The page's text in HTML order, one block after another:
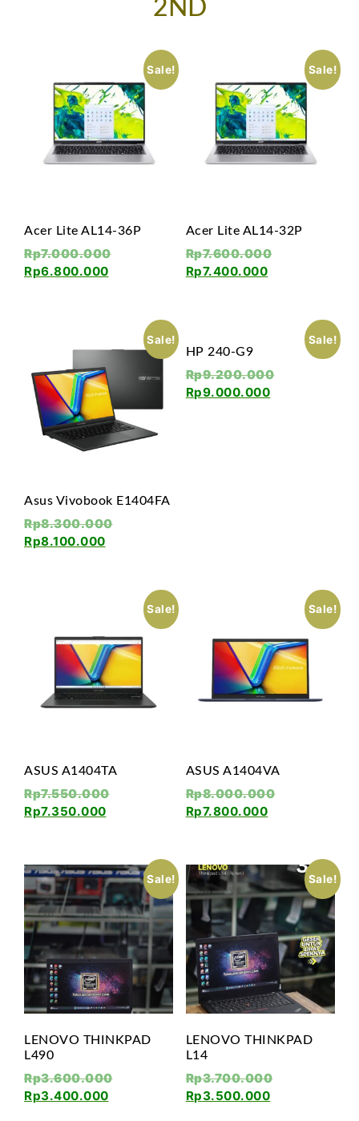
2ND
Sale!
Acer Lite AL14-36P
Rp7.000.000
Rp6.800.000
Sale!
Acer Lite AL14-32P
Rp7.600.000
Rp7.400.000
Sale!
Asus Vivobook E1404FA
Rp8.300.000
Rp8.100.000
Sale!
HP 240-G9
Rp9.200.000
Rp9.000.000
Sale!
ASUS A1404TA
Rp7.550.000
Rp7.350.000
Sale!
ASUS A1404VA
Rp8.000.000
Rp7.800.000
Sale!
LENOVO THINKPAD
L490
Rp3.600.000
Rp3.400.000
Sale!
LENOVO THINKPAD
L14
Rp3.700.000
Rp3.500.000